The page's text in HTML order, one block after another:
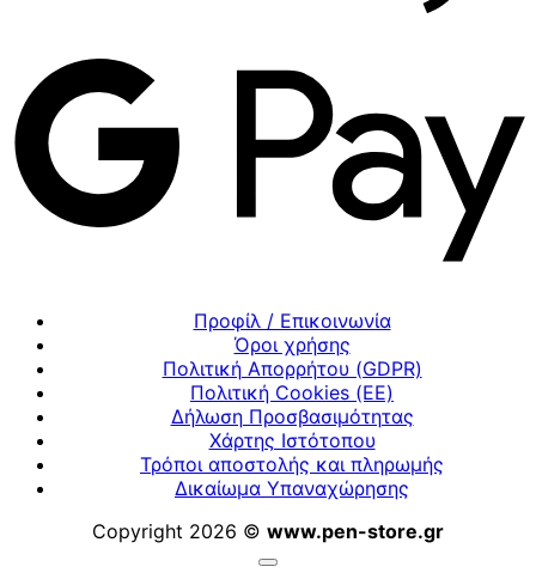
Προφίλ / Επικοινωνία
Όροι χρήσης
Πολιτική Απορρήτου (GDPR)
Πολιτική Cookies (ΕΕ)
Δήλωση Προσβασιμότητας
Χάρτης Ιστότοπου
Τρόποι αποστολής και πληρωμής
Δικαίωμα Υπαναχώρησης
Copyright 2026 © www.pen-store.gr